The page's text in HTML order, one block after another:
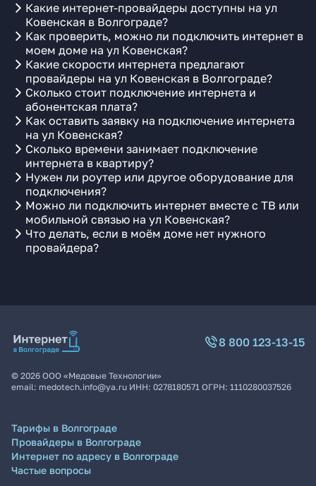
Какие интернет-провайдеры доступны на ул
Ковенская в Волгограде?
Как проверить, можно ли подключить интернет в
моем доме на ул Ковенская?
Какие скорости интернета предлагают
провайдеры на ул Ковенская в Волгограде?
Сколько стоит подключение интернета и
абонентская плата?
Как оставить заявку на подключение интернета
на ул Ковенская?
Сколько времени занимает подключение
интернета в квартиру?
Нужен ли роутер или другое оборудование для
подключения?
Можно ли подключить интернет вместе с ТВ или
мобильной связью на ул Ковенская?
Что делать, если в моём доме нет нужного
провайдера?
8 800 123-13-15
© 2026 ООО «Медовые Технологии»
email: medotech.info@ya.ru ИНН: 0278180571 ОГРН: 1110280037526
Тарифы в Волгограде
Провайдеры в Волгограде
Интернет по адресу в Волгограде
Частые вопросы